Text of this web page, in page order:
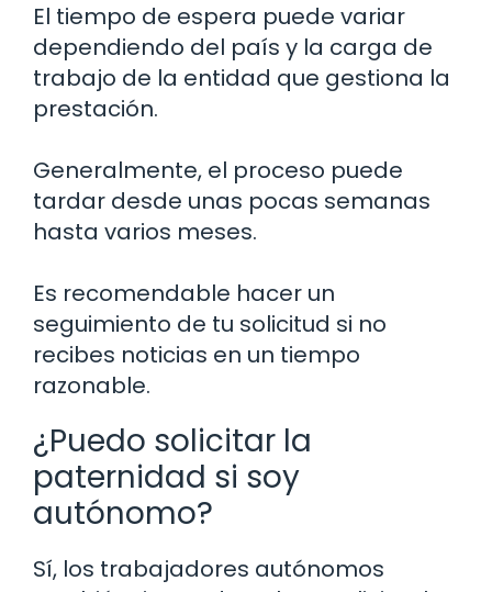
El tiempo de espera puede variar
dependiendo del país y la carga de
trabajo de la entidad que gestiona la
prestación.
Generalmente, el proceso puede
tardar desde unas pocas semanas
hasta varios meses.
Es recomendable hacer un
seguimiento de tu solicitud si no
recibes noticias en un tiempo
razonable.
¿Puedo solicitar la
paternidad si soy
autónomo?
Sí, los trabajadores autónomos